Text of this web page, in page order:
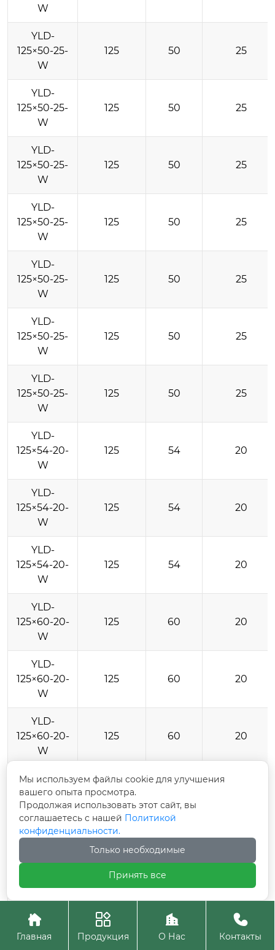
W
YLD-
125×50-25-
W
125 50 25
YLD-
125×50-25-
W
125 50 25
YLD-
125×50-25-
W
125 50 25
YLD-
125×50-25-
W
125 50 25
YLD-
125×50-25-
W
125 50 25
YLD-
125×50-25-
W
125 50 25
YLD-
125×50-25-
W
125 50 25
YLD-
125×54-20-
W
125 54 20
YLD-
125×54-20-
W
125 54 20
YLD-
125×54-20-
W
125 54 20
YLD-
125×60-20-
W
125 60 20
YLD-
125×60-20-
W
125 60 20
YLD-
125×60-20-
W
125 60 20
YLD-
125×60-20-
W
125
YLD-
W
140 50
W

Главная

Продукция

О Нас

Контакты
Мы используем файлы cookie для улучшения
вашего опыта просмотра.
Продолжая использовать этот сайт, вы
соглашаетесь с нашей Политикой
конфиденциальности.
Только необходимые
Принять все